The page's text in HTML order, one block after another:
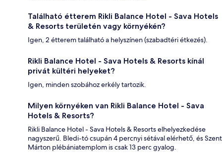
Található étterem Rikli Balance Hotel - Sava Hotels
& Resorts területén vagy környékén?
Igen, 2 étterem található a helyszínen (szabadtéri étkezés).
Rikli Balance Hotel - Sava Hotels & Resorts kínál
privát kültéri helyeket?
Igen, minden szobához erkély tartozik.
Milyen környéken van Rikli Balance Hotel - Sava
Hotels & Resorts?
Rikli Balance Hotel - Sava Hotels & Resorts elhelyezkedése
nagyszerű. Bledi-tó csupán 4 percnyi sétával elérhető, és Szent
Márton plébániatemplom is csak 13 perc gyalog.